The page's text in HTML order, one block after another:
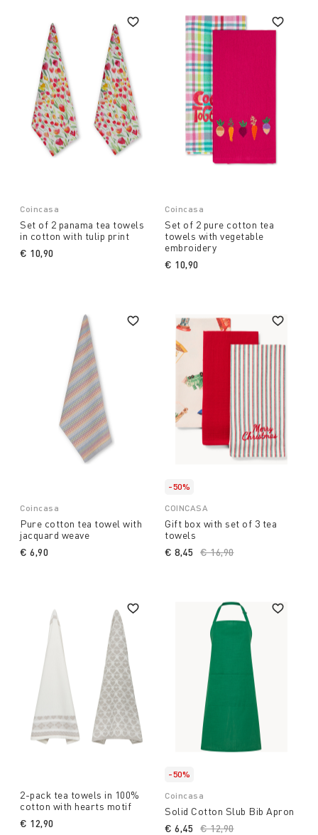
Coincasa
Set of 2 panama tea towels
in cotton with tulip print
€ 10,90
Coincasa
Set of 2 pure cotton tea
towels with vegetable
embroidery
€ 10,90
Coincasa
Pure cotton tea towel with
jacquard weave
€ 6,90
-50%
COINCASA
Gift box with set of 3 tea
towels
Price reduced from
€ 16,90to
€ 8,45
2-pack tea towels in 100%
cotton with hearts motif
€ 12,90
-50%
Coincasa
Solid Cotton Slub Bib Apron
Price reduced from
€ 12,90to
€ 6,45